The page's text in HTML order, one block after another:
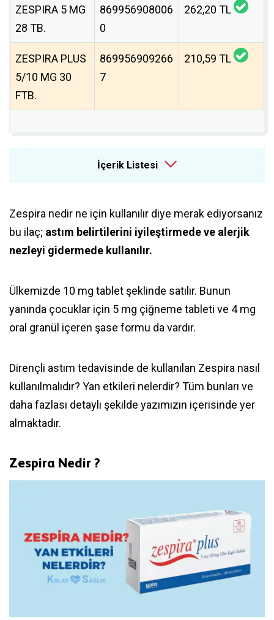
ZESPIRA 5 MG
28 TB.
869956908006
0
262,20 TL
ZESPIRA PLUS
5/10 MG 30
FTB.
869956909266
7
210,59 TL
İçerik Listesi
Zespira nedir ne için kullanılır diye merak ediyorsanız
bu ilaç; astım belirtilerini iyileştirmede ve alerjik
nezleyi gidermede kullanılır.
Ülkemizde 10 mg tablet şeklinde satılır. Bunun
yanında çocuklar için 5 mg çiğneme tableti ve 4 mg
oral granül içeren şase formu da vardır.
Dirençli astım tedavisinde de kullanılan Zespira nasıl
kullanılmalıdır? Yan etkileri nelerdir? Tüm bunları ve
daha fazlası detaylı şekilde yazımızın içerisinde yer
almaktadır.
Zespira Nedir ?